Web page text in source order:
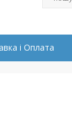
і Оплата